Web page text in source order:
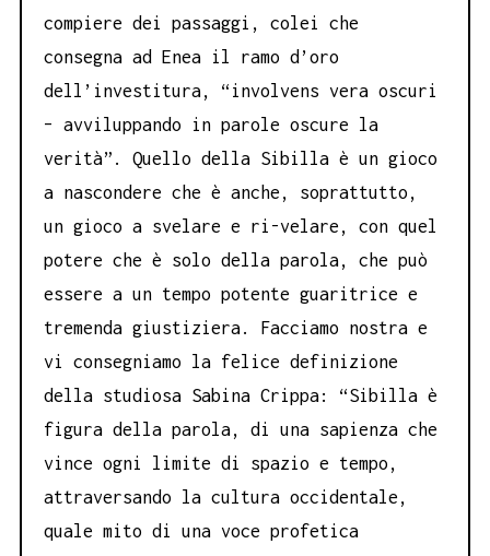
compiere dei passaggi, colei che
consegna ad Enea il ramo d’oro
dell’investitura, “involvens vera oscuri
– avviluppando in parole oscure la
verità”. Quello della Sibilla è un gioco
a nascondere che è anche, soprattutto,
un gioco a svelare e ri-velare, con quel
potere che è solo della parola, che può
essere a un tempo potente guaritrice e
tremenda giustiziera. Facciamo nostra e
vi consegniamo la felice definizione
della studiosa Sabina Crippa: “Sibilla è
figura della parola, di una sapienza che
vince ogni limite di spazio e tempo,
attraversando la cultura occidentale,
quale mito di una voce profetica